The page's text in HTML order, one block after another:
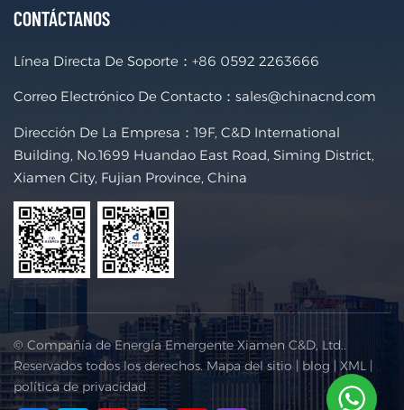
CONTÁCTANOS
Línea Directa De Soporte： +86 0592 2263666
Correo Electrónico De Contacto： sales@chinacnd.com
Dirección De La Empresa：19F, C&D International
Building, No.1699 Huandao East Road, Siming District,
Xiamen City, Fujian Province, China
© Compañía de Energía Emergente Xiamen C&D, Ltd..
Reservados todos los derechos. Mapa del sitio | blog | XML |
política de privacidad